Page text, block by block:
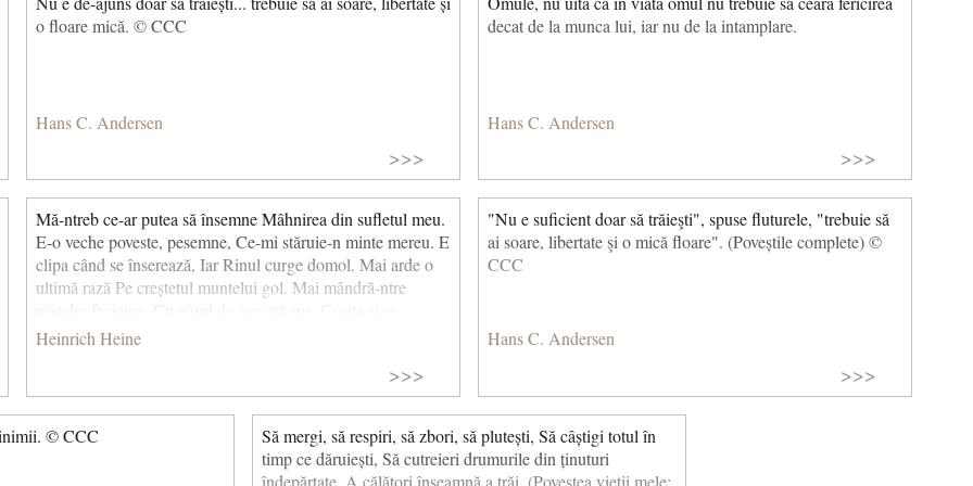
o floare mică. © CCC
Hans C. Andersen
>>>
decat de la munca lui, iar nu de la intamplare.
Hans C. Andersen
>>>
Mă-ntreb ce-ar putea să însemne Mâhnirea din sufletul meu.
E-o veche poveste, pesemne, Ce-mi stăruie-n minte mereu. E
clipa când se înserează, Iar Rinul curge domol. Mai arde o
ultimă rază Pe creștetul muntelui gol. Mai mândră-ntre
piaptănă-n zare De aur scăldată-n apus. Se piaptănă-n raza-
Descântecul ei de ne-nfrânt. Vâslașul ascultă din luntre Și-un
dor îl încearcă nespus. Cum poate el stânca s-o-nfrunte Când
ochii lui cată în sus? La urmă se pierde-n vâltoare, Furat de
mirajul bălai, De vină a fost mi se pare, Cu cântecul ei,
Heinrich Heine
>>>
"Nu e suficient doar să trăieşti", spuse fluturele, "trebuie să
ai soare, libertate şi o mică floare". (Poveștile complete) ©
CCC
Hans C. Andersen
>>>
inimii. © CCC
Să mergi, să respiri, să zbori, să plutești, Să câștigi totul în
timp ce dăruiești, Să cutreieri drumurile din ținuturi
îndepărtate, A călători înseamnă a trăi. (Povestea vieții mele: